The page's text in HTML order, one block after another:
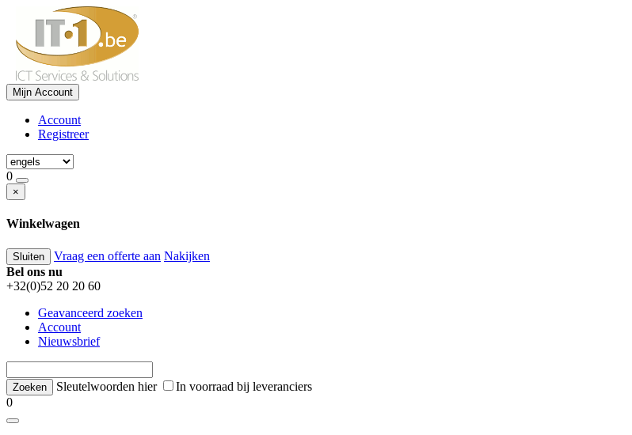
Mijn Account
Account
Registreer
0
×
Winkelwagen
Sluiten Vraag een offerte aan Nakijken
Bel ons nu
+32(0)52 20 20 60
Geavanceerd zoeken
Account
Nieuwsbrief
Sleutelwoorden hier
In voorraad bij leveranciers
0